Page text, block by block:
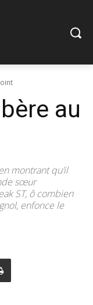
au
montrant qu’il
sœur
ST, ô combien
enfonce le